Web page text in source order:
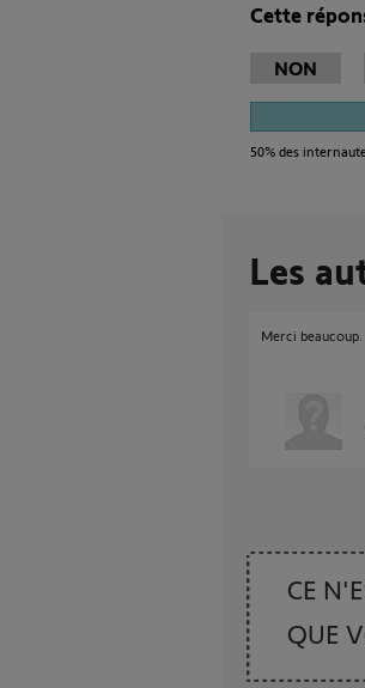
Cette
NON
50% des
Les
Merci beaucoup.
CE
QUE